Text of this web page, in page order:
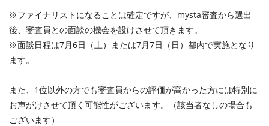
※ファイナリストになることは確定ですが、mysta審査から選出
後、審査員との面談の機会を設けさせて頂きます。
※面談日程は7月6日（土）または7月7日（日）都内で実施となり
ます。
また、1位以外の方でも審査員からの評価が高かった方には特別に
お声がけさせて頂く可能性がございます。（該当者なしの場合も
ございます）